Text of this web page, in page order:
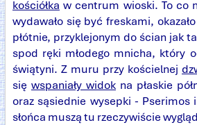
kościółka w centrum wioski. To co
wydawało się być freskami,
płótnie, przyklejonym do ścian jak
spod ręki młodego mnicha, który
świątyni. Z muru przy kościelnej
się wspaniały widok na płaskie
oraz sąsiednie wysepki - Pserimos
słońca muszą tu rzeczywiście